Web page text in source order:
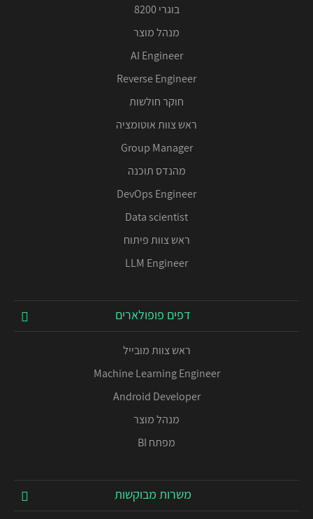
בוגרי 8200
מנהל מוצר
AI Engineer
Reverse Engineer
חוקר חולשות
ראש צוות אוטומציה
Group Manager
מהנדס תוכנה
DevOps Engineer
Data scientist
ראש צוות פיתוח
LLM Engineer
דפים פופולארים
ראש צוות מובייל
Machine Learning Engineer
Android Developer
מנהל מוצר
מפתח BI
משרות מבוקשות